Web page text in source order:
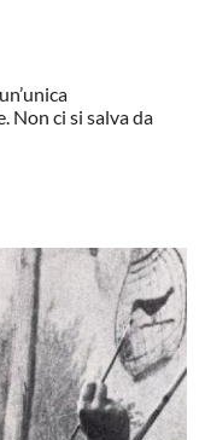
Non ci si salva da